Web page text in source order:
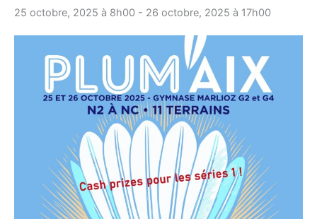
25 octobre, 2025 à 8h00 - 26 octobre, 2025 à 17h00